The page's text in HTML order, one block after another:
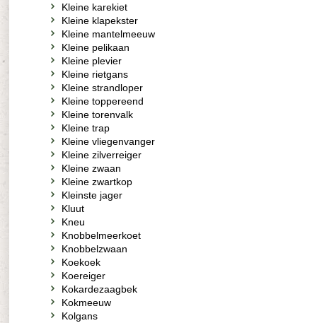
Kleine karekiet
Kleine klapekster
Kleine mantelmeeuw
Kleine pelikaan
Kleine plevier
Kleine rietgans
Kleine strandloper
Kleine toppereend
Kleine torenvalk
Kleine trap
Kleine vliegenvanger
Kleine zilverreiger
Kleine zwaan
Kleine zwartkop
Kleinste jager
Kluut
Kneu
Knobbelmeerkoet
Knobbelzwaan
Koekoek
Koereiger
Kokardezaagbek
Kokmeeuw
Kolgans